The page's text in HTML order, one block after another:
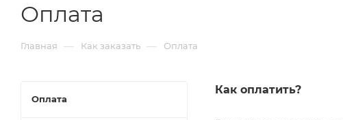
Оплата
Главная — Как заказать — Оплата
Как оплатить?
Оплата